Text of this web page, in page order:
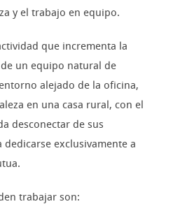
y el trabajo en equipo.
que incrementa la
un equipo natural de
alejado de la oficina,
en una casa rural, con el
desconectar de sus
exclusivamente a
trabajar son: